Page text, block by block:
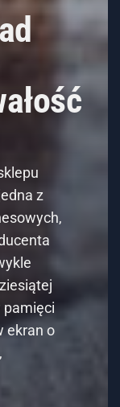
z
pamięci
ekran o